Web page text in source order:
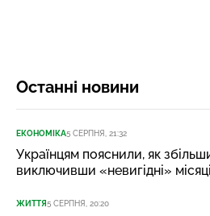
Останні новини
ЕКОНОМІКА5 СЕРПНЯ, 21:32
Українцям пояснили, як
виключивши «невигідні» місяці
ЖИТТЯ5 СЕРПНЯ, 20:20